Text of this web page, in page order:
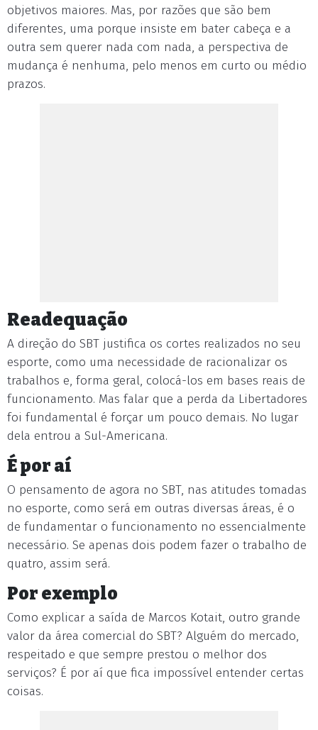
objetivos maiores. Mas, por razões que são bem
diferentes, uma porque insiste em bater cabeça e a
outra sem querer nada com nada, a perspectiva de
mudança é nenhuma, pelo menos em curto ou médio
prazos.
Readequação
A direção do SBT justifica os cortes realizados no seu
esporte, como uma necessidade de racionalizar os
trabalhos e, forma geral, colocá-los em bases reais de
funcionamento. Mas falar que a perda da Libertadores
foi fundamental é forçar um pouco demais. No lugar
dela entrou a Sul-Americana.
É por aí
O pensamento de agora no SBT, nas atitudes tomadas
no esporte, como será em outras diversas áreas, é o
de fundamentar o funcionamento no essencialmente
necessário. Se apenas dois podem fazer o trabalho de
quatro, assim será.
Por exemplo
Como explicar a saída de Marcos Kotait, outro grande
valor da área comercial do SBT? Alguém do mercado,
respeitado e que sempre prestou o melhor dos
serviços? É por aí que fica impossível entender certas
coisas.